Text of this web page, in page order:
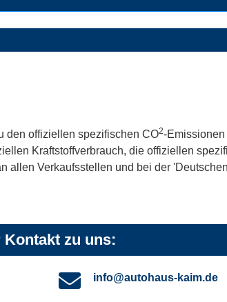
den offiziellen spezifischen CO2-
Kraftstoffverbrauch, die offiziellen
allen Verkaufsstellen und bei der
Kontakt zu uns:
info@autohaus-kaim.de